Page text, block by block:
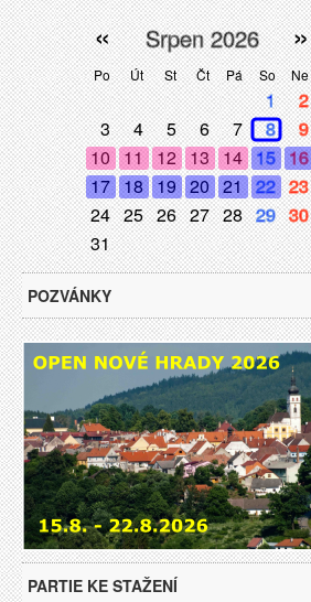
Po Út St Čt Pá So Ne
« »
Srpen 2026
1
2
3
4 5 6 7 8
9
10
11 12 13 14 15 16
17 18 19 20 21 22 23
24 25 26 27 28 29 30
31
POZVÁNKY
PARTIE KE STAŽENÍ